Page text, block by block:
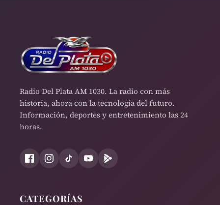
Radio Del Plata AM 1030. La radio con más
historia, ahora con la tecnología del futuro.
Información, deportes y entretenimiento las 24
horas.
CATEGORÍAS